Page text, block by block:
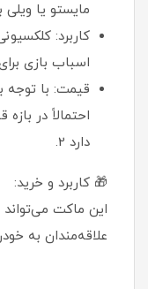
مایستو یا ویلی
کاربرد:
اسباب بازی
قیمت: با توجه
دارد 2.
🎁 کاربرد و خرید:
این ماکت
علاقه‌مندان به